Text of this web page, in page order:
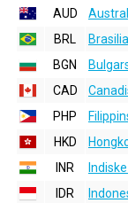
AUD
BRL
BGN
CAD
PHP
HKD
INR
IDR